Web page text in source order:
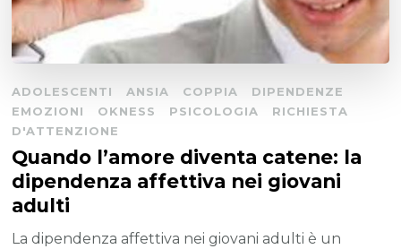
ADOLESCENTI ANSIA COPPIA
DIPENDENZE
EMOZIONI
OKNESS PSICOLOGIA
RICHIESTA
D'ATTENZIONE
Quando l’amore diventa catene: la
dipendenza affettiva nei giovani
adulti
La dipendenza affettiva nei giovani adulti è un